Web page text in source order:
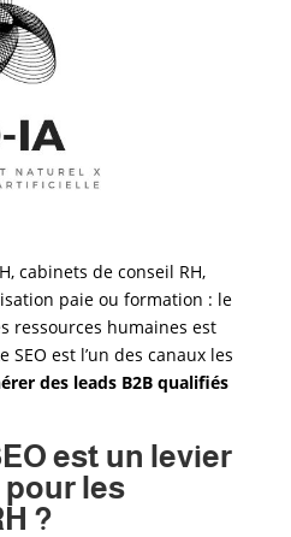
cabinets de conseil RH,
paie ou formation : le
ressources humaines est
est l’un des canaux les
des leads B2B qualifiés
est un levier
pour les
?